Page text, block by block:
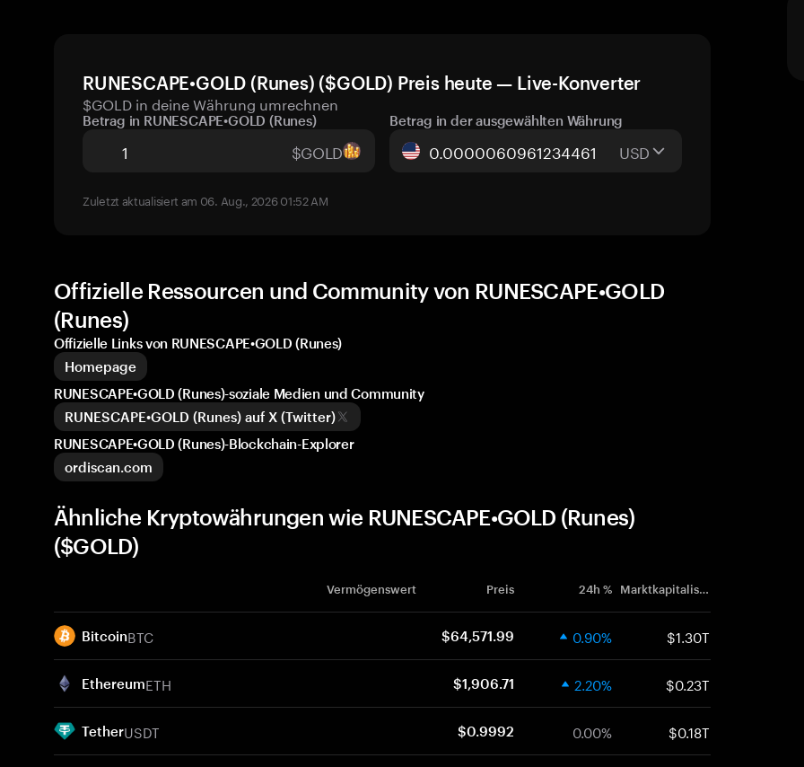
RUNESCAPE•GOLD (Runes) ($GOLD) Preis heute — Live-Konverter
$GOLD in deine Währung umrechnen
Betrag in RUNESCAPE•GOLD (Runes)
$GOLD
Betrag in der ausgewählten Währung
USD
Zuletzt aktualisiert am 06. Aug., 2026 01:52 AM
Offizielle Ressourcen und Community von RUNESCAPE•GOLD
(Runes)
Offizielle Links von RUNESCAPE•GOLD (Runes)
Homepage
RUNESCAPE•GOLD (Runes)-soziale Medien und Community
RUNESCAPE•GOLD (Runes) auf X (Twitter)
RUNESCAPE•GOLD (Runes)-Blockchain-Explorer
ordiscan.com
Ähnliche Kryptowährungen wie RUNESCAPE•GOLD (Runes)
($GOLD)
Vermögenswert Preis 24h % Marktkapitalisierung
BitcoinBTC $64,571.99 0.90% $1.30T
EthereumETH $1,906.71 2.20% $0.23T
TetherUSDT $0.9992 0.00% $0.18T